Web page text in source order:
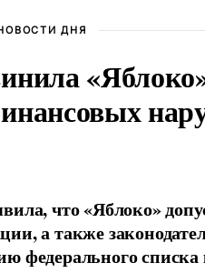
ДНЯ
что «Яблоко»
а также
федерального